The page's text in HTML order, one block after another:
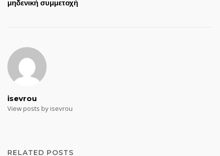
μηδενική συμμετοχή
isevrou
View posts by isevrou
RELATED POSTS